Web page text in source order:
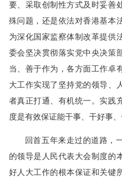
要、采取创制性方式及时妥善
殊问题，还是依法对香港基本
为深化国家监察体制改革提供
委会坚决贯彻落实党中央决策
当、善于作为，各方面工作卓
大工作实现了坚持党的领导、
者真正打通、有机统一。实践
度是有效保证能干事、干好事
回首五年来走过的道路，
的领导是人民代表大会制度的
好人大工作的根本保证和关键